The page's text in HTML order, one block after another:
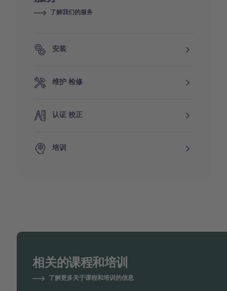
了解我们的服务
安装
维护 检修
认证 校正
培训
相关的课程和培训
了解更多关于课程和培训的信息